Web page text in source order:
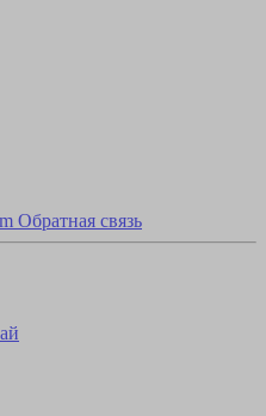
Обратная связь